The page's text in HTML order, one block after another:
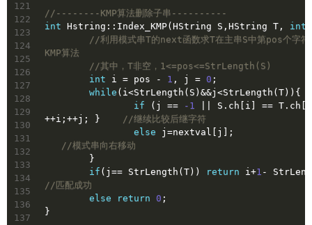
121
122
123
124
125
126
127
128
129
130
131
132
133
134
135
136
137
//--------KMP算法删除子串----------
int Hstring::Index_KMP(HString S,HString T, int
//利用模式串T的next函数求T在主串S中第pos个字符
KMP算法
//其中，T非空，1<=pos<=StrLength(S)
int i = pos - 1 , j = 0 ;
while (i<StrLength(S)&&j<StrLength(T)){
if (j == -1 || S.ch[i] ==
++i;++j; }
//继续比较后继字符
else j=nextval[j];
//模式串向右移动
	}
if (j== StrLength(T)) return i+1
//匹配成功
else
return 0 ;
}